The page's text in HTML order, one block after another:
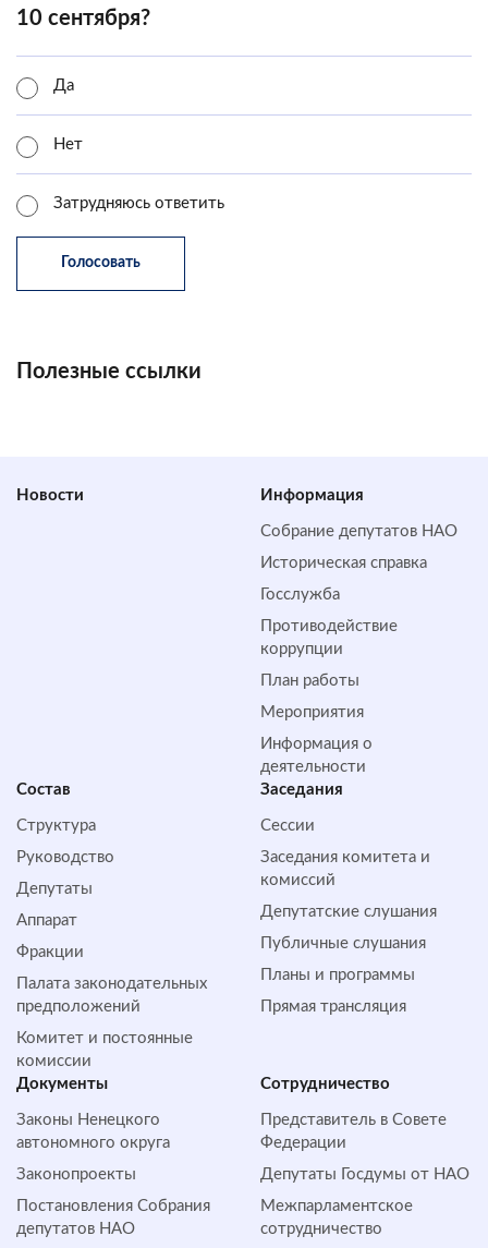
10 сентября?
Да
Нет
Затрудняюсь ответить
Полезные ссылки
Новости Информация
Собрание депутатов НАО
Историческая справка
Госслужба
Противодействие
коррупции
План работы
Мероприятия
Информация о
деятельности
Состав
Структура
Руководство
Депутаты
Аппарат
Фракции
Палата законодательных
предположений
Комитет и постоянные
комиссии
Заседания
Сессии
Заседания комитета и
комиссий
Депутатские слушания
Публичные слушания
Планы и программы
Прямая трансляция
Документы
Законы Ненецкого
автономного округа
Законопроекты
Постановления Собрания
депутатов НАО
Сотрудничество
Представитель в Совете
Федерации
Депутаты Госдумы от НАО
Межпарламентское
сотрудничество